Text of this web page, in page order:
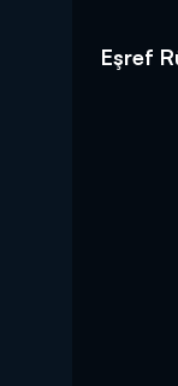
Eşref